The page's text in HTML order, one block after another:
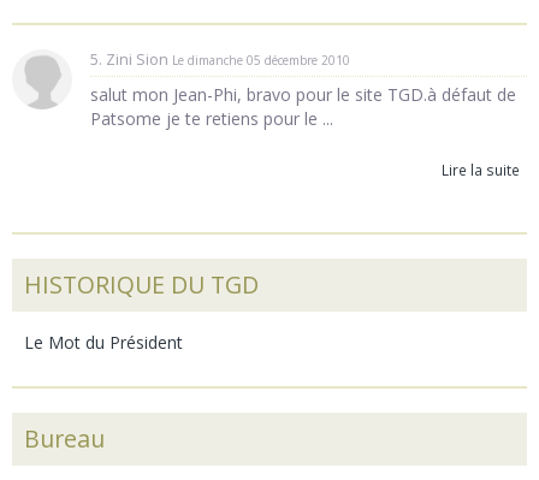
5. Zini Sion Le dimanche 05 décembre 2010
salut mon Jean-Phi, bravo pour le site TGD.à défaut de
Patsome je te retiens pour le ...
Lire la suite
HISTORIQUE DU TGD
Le Mot du Président
Bureau